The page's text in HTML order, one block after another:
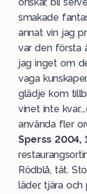
smakade
annat vin jag
var den första
jag inget om
vaga
glädje kom
vinet inte
använda fler
Sperss 2004,
Rödblå, tät.
läder, tjära